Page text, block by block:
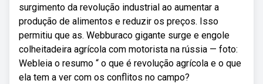
surgimento da revolução industrial ao aumentar a
produção de alimentos e reduzir os preços. Isso
permitiu que as. Webburaco gigante surge e engole
colheitadeira agrícola com motorista na rússia — foto:
Webleia o resumo “ o que é revolução agrícola e o que
ela tem a ver com os conflitos no campo?